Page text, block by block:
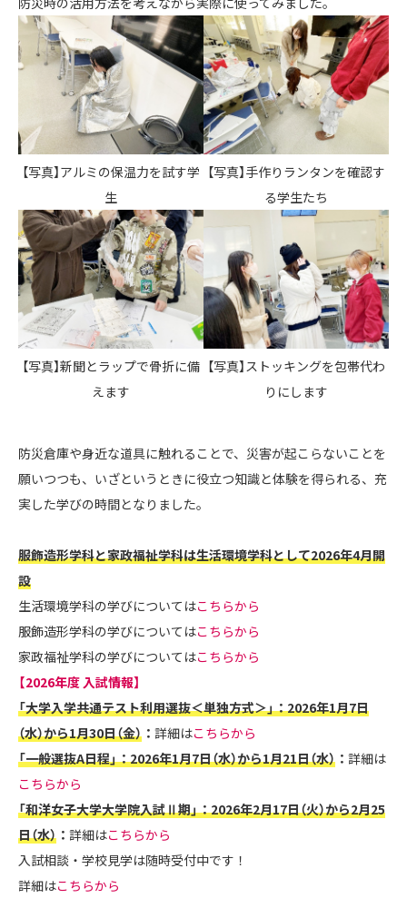
【写真】アルミの保温力を試す学
生
【写真】手作りランタンを確認す
る学生たち
【写真】新聞とラップで骨折に備
えます
【写真】ストッキングを包帯代わ
りにします
防災倉庫や身近な道具に触れることで、災害が起こらないことを
願いつつも、いざというときに役立つ知識と体験を得られる、充
実した学びの時間となりました。
服飾造形学科と家政福祉学科は生活環境学科として2026年4月開
設
生活環境学科の学びについてはこちらから
服飾造形学科の学びについてはこちらから
家政福祉学科の学びについてはこちらから
【2026年度 入試情報】
「大学入学共通テスト利用選抜＜単独方式＞」：2026年1月7日
（水）から1月30日（金） ： 詳細はこちらから
「一般選抜A日程」：2026年1月7日（水）から1月21日（水） ： 詳細は
こちらから
「和洋女子大学大学院入試Ⅱ期」​：2026年2月17日（火）から2月25
日（水） ： 詳細はこちらから
入試相談・学校見学は随時受付中です！
詳細はこちらから